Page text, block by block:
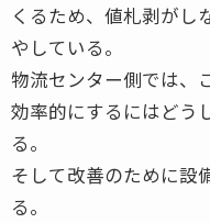
くるため、値札剥がし
やしている。
物流センター側では、
効率的にするにはどう
る。
そして改善のために設
る。